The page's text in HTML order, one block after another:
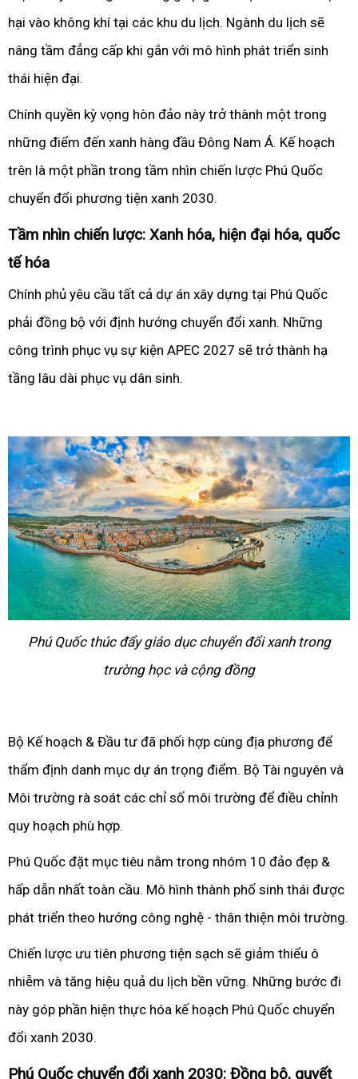
hại vào không khí tại các khu du lịch. Ngành du lịch sẽ
nâng tầm đẳng cấp khi gắn với mô hình phát triển sinh
thái hiện đại.
Chính quyền kỳ vọng hòn đảo này trở thành một trong
những điểm đến xanh hàng đầu Đông Nam Á. Kế hoạch
trên là một phần trong tầm nhìn chiến lược Phú Quốc
chuyển đổi phương tiện xanh 2030.
Tầm nhìn chiến lược: Xanh hóa, hiện đại hóa, quốc
tế hóa
Chính phủ yêu cầu tất cả dự án xây dựng tại Phú Quốc
phải đồng bộ với định hướng chuyển đổi xanh. Những
công trình phục vụ sự kiện APEC 2027 sẽ trở thành hạ
tầng lâu dài phục vụ dân sinh.
Phú Quốc thúc đẩy giáo dục chuyển đổi xanh trong
trường học và cộng đồng
Bộ Kế hoạch & Đầu tư đã phối hợp cùng địa phương để
thẩm định danh mục dự án trọng điểm. Bộ Tài nguyên và
Môi trường rà soát các chỉ số môi trường để điều chỉnh
quy hoạch phù hợp.
Phú Quốc đặt mục tiêu nằm trong nhóm 10 đảo đẹp &
hấp dẫn nhất toàn cầu. Mô hình thành phố sinh thái được
phát triển theo hướng công nghệ - thân thiện môi trường.
Chiến lược ưu tiên phương tiện sạch sẽ giảm thiểu ô
nhiễm và tăng hiệu quả du lịch bền vững. Những bước đi
này góp phần hiện thực hóa kế hoạch Phú Quốc chuyển
đổi xanh 2030.
Phú Quốc chuyển đổi xanh 2030: Đồng bộ, quyết